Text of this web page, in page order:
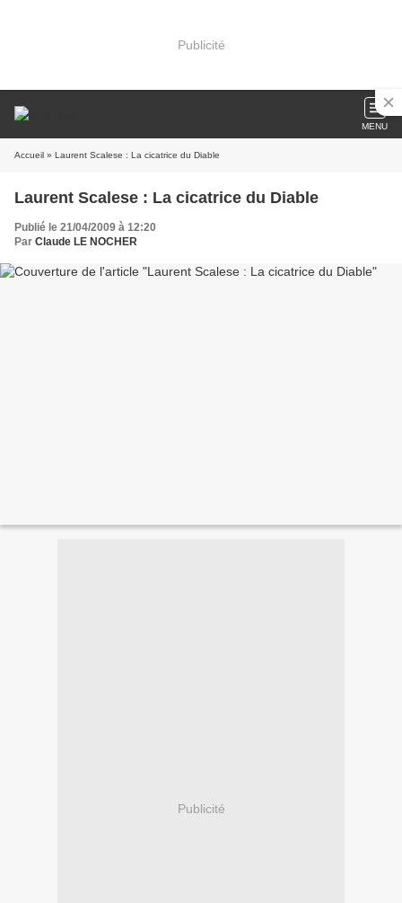
Publicité
MENU
Accueil » Laurent Scalese : La cicatrice du Diable
Laurent Scalese : La cicatrice du Diable
Publié le 21/04/2009 à 12:20
Par Claude LE NOCHER
Publicité